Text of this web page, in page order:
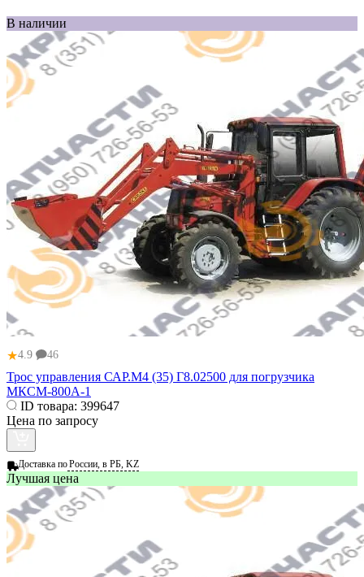
В наличии
★4.9 46
Трос управления САР.М4 (35) Г8.02500 для погрузчика
МКСМ-800А-1
ID товара: 399647
Цена по запросу
Доставка поРоссии, в РБ, KZ
Лучшая цена